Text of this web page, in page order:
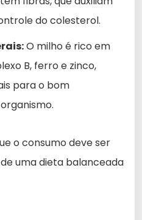
do colesterol.
O milho é rico em
B, ferro e zinco,
para o bom
o consumo deve ser
uma dieta balanceada